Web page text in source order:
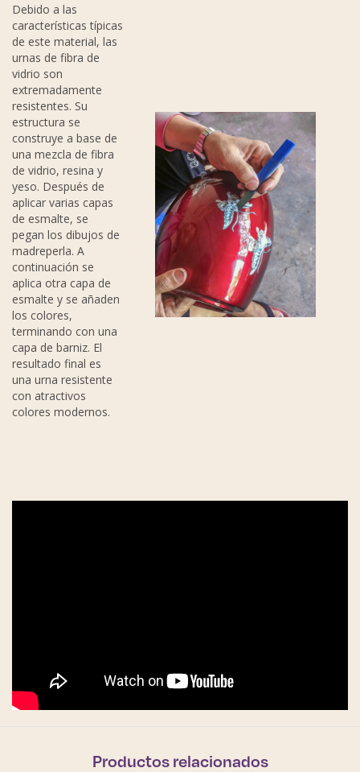
Debido a las
características típicas
de este material, las
urnas de fibra de
vidrio son
extremadamente
resistentes. Su
estructura se
construye a base de
una mezcla de fibra
de vidrio, resina y
yeso. Después de
aplicar varias capas
de esmalte, se
pegan los dibujos de
madreperla. A
continuación se
aplica otra capa de
esmalte y se añaden
los colores,
terminando con una
capa de barniz. El
resultado final es
una urna resistente
con atractivos
colores modernos.
Productos relacionados